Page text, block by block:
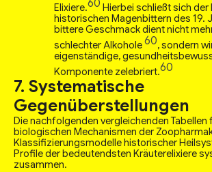
Elixiere.60 Hierbei schließt sich der
historischen Magenbittern des 19.
bittere Geschmack dient nicht
schlechter Alkohole60, sondern
eigenständige,
Komponente zelebriert.60
7. Systematische
Gegenüberstellungen
Die nachfolgenden vergleichenden Tabellen
biologischen Mechanismen der
Klassifizierungsmodelle historischer
Profile der bedeutendsten Kräuterelixiere
zusammen.